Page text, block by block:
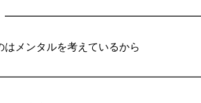
！」】
タルを考えているから